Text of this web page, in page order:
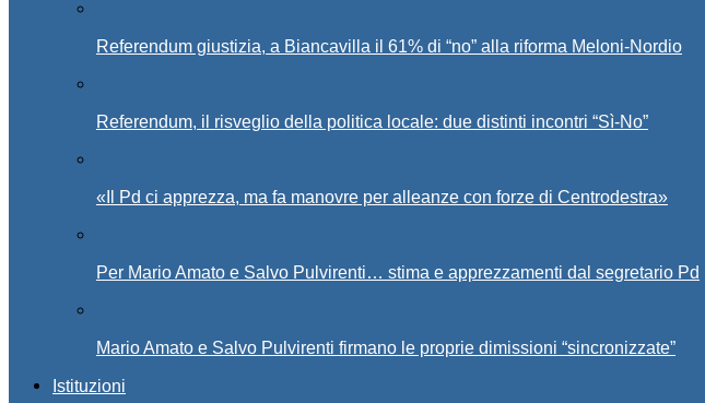
Referendum giustizia, a Biancavilla il 61% di “no” alla riforma Meloni-Nordio
Referendum, il risveglio della politica locale: due distinti incontri “Sì-No”
«Il Pd ci apprezza, ma fa manovre per alleanze con forze di Centrodestra»
Per Mario Amato e Salvo Pulvirenti… stima e apprezzamenti dal segretario Pd
Mario Amato e Salvo Pulvirenti firmano le proprie dimissioni “sincronizzate”
Istituzioni